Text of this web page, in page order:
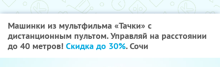
Машинки из мультфильма «Тачки» с
дистанционным пультом. Управляй на расстоянии
до 40 метров! Скидка до 30%. Сочи